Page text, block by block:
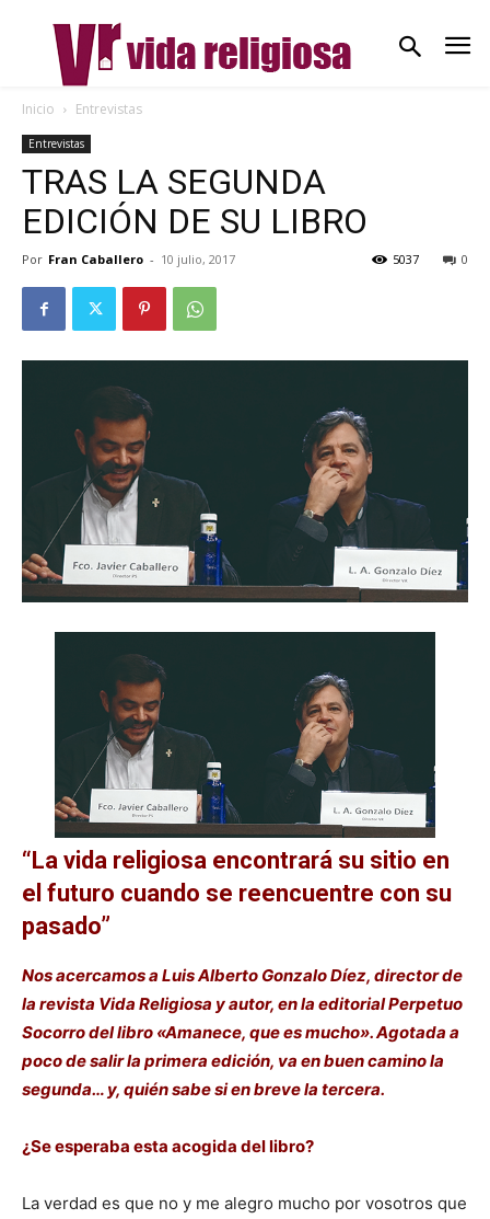
Inicio Entrevistas
Entrevistas
TRAS LA SEGUNDA
EDICIÓN DE SU LIBRO
Por Fran Caballero - 10 julio, 2017 0
5037
“La vida religiosa encontrará su sitio en
el futuro cuando se reencuentre con su
pasado”
Nos acercamos a Luis Alberto Gonzalo Díez, director de
la revista Vida Religiosa y autor, en la editorial Perpetuo
Socorro del libro «Amanece, que es mucho». Agotada a
poco de salir la primera edición, va en buen camino la
segunda… y, quién sabe si en breve la tercera.
¿Se esperaba esta acogida del libro?
La verdad es que no y me alegro mucho por vosotros que